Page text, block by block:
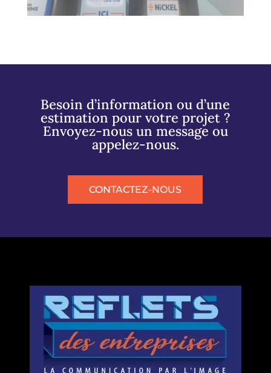
Besoin d’information ou d’une
estimation pour votre projet ?
Envoyez-nous un message ou
appelez-nous.
CONTACTEZ-NOUS